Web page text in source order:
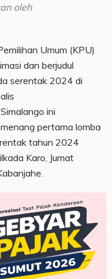
oleh
Umum (KPU)
dan berjudul
serentak 2024 di
ini
pertama lomba
tahun 2024
Karo, Jumat